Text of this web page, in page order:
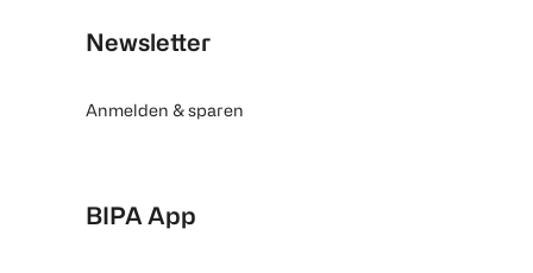
Newsletter
Anmelden & sparen
BIPA App